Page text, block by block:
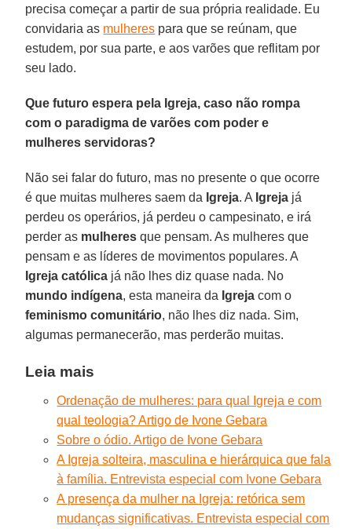
precisa começar a partir de sua própria realidade. Eu
convidaria as mulheres para que se reúnam, que
estudem, por sua parte, e aos varões que reflitam por
seu lado.
Que futuro espera pela Igreja, caso não rompa
com o paradigma de varões com poder e
mulheres servidoras?
Não sei falar do futuro, mas no presente o que ocorre
é que muitas mulheres saem da Igreja. A Igreja já
perdeu os operários, já perdeu o campesinato, e irá
perder as mulheres que pensam. As mulheres que
pensam e as líderes de movimentos populares. A
Igreja católica já não lhes diz quase nada. No
mundo indígena, esta maneira da Igreja com o
feminismo comunitário, não lhes diz nada. Sim,
algumas permanecerão, mas perderão muitas.
Leia mais
Ordenação de mulheres: para qual Igreja e com
qual teologia? Artigo de Ivone Gebara
Sobre o ódio. Artigo de Ivone Gebara
A Igreja solteira, masculina e hierárquica que fala
à família. Entrevista especial com Ivone Gebara
A presença da mulher na Igreja: retórica sem
mudanças significativas. Entrevista especial com